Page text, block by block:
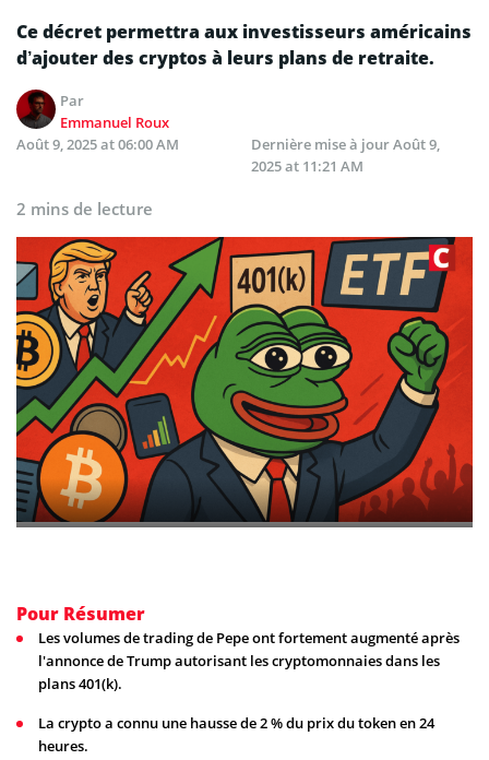
Ce décret permettra aux investisseurs américains
d’ajouter des cryptos à leurs plans de retraite.
Par
Emmanuel Roux
Août 9, 2025 at 06:00 AM
Dernière mise à jourAoût 9,
2025 at 11:21 AM
2 mins de lecture
Pour Résumer
Les volumes de trading de Pepe ont fortement augmenté après
l'annonce de Trump autorisant les cryptomonnaies dans les
plans 401(k).
La crypto a connu une hausse de 2 % du prix du token en 24
heures.